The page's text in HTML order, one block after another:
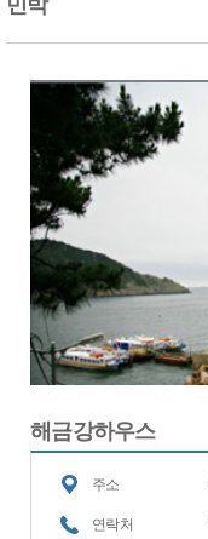
민박
해금강하우스
주소
연락처